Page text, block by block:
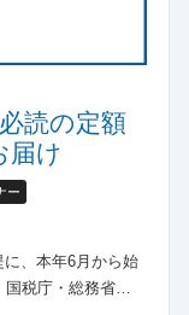
読の定額
届け
ー
、本年6月から始
国税庁・総務省…